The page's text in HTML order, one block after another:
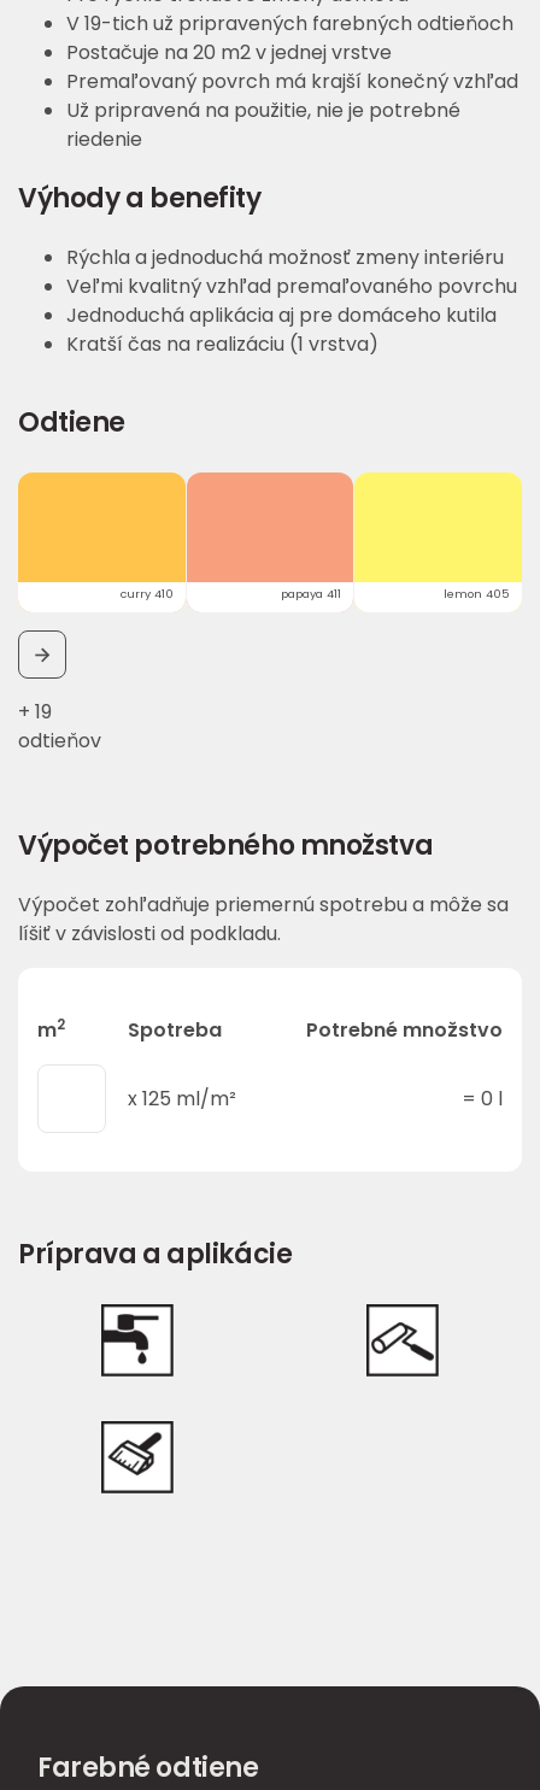
V 19-tich už pripravených farebných odtieňoch
Postačuje na 20 m2 v jednej vrstve
Premaľovaný povrch má krajší konečný vzhľad
Už pripravená na použitie, nie je potrebné
riedenie
Výhody a benefity
Rýchla a jednoduchá možnosť zmeny interiéru
Veľmi kvalitný vzhľad premaľovaného povrchu
Jednoduchá aplikácia aj pre domáceho kutila
Kratší čas na realizáciu (1 vrstva)
Odtiene
curry 410 papaya 411 lemon 405
+ 19
odtieňov
Výpočet potrebného množstva
Výpočet zohľadňuje priemernú spotrebu a môže sa
líšiť v závislosti od podkladu.
m2 Spotreba Potrebné množstvo
x125 ml/m² = 0 l
Príprava a aplikácie
Farebné odtiene